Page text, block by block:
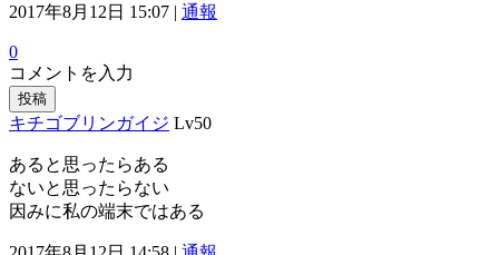
2017年8月12日 15:07 | 通報
0
コメントを入力
投稿
キチゴブリンガイジ Lv50
あると思ったらある
ないと思ったらない
因みに私の端末ではある